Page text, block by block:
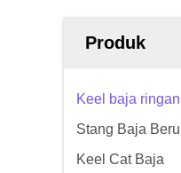
Produk
Keel baja ringan
Stang Baja
Keel Cat Baja